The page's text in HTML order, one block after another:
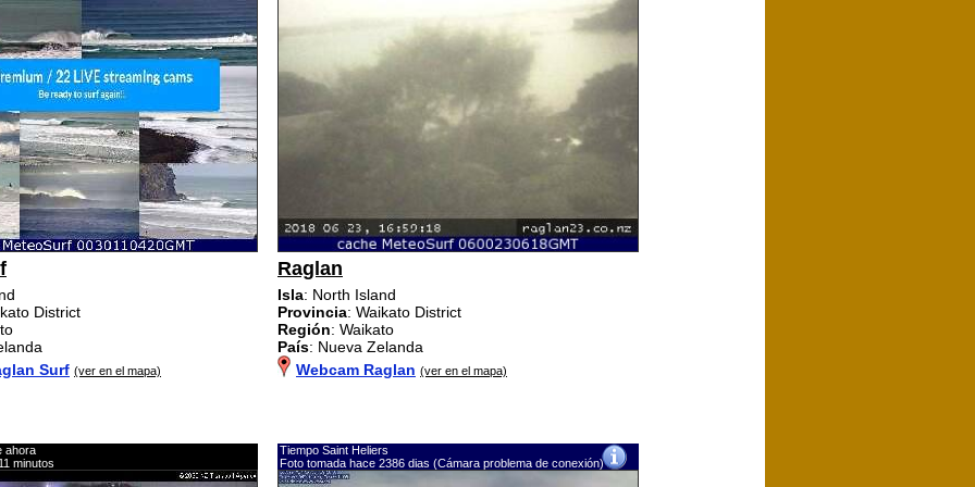
District
Surf (ver en el mapa)
Raglan
Isla: North Island
Provincia: Waikato District
Región: Waikato
País: Nueva Zelanda
Webcam Raglan (ver en el mapa)
ahora
minutos
Tiempo Saint Heliers
Foto tomada hace 2386 dias (Cámara problema de conexión)